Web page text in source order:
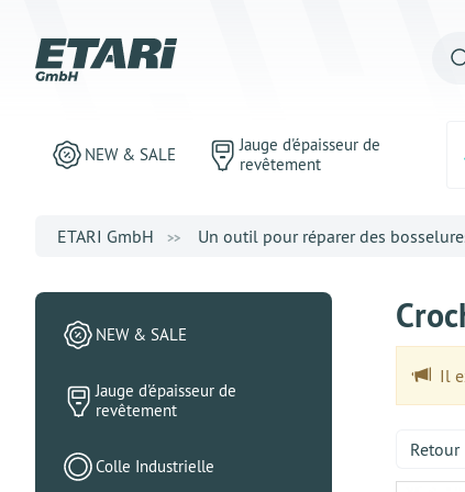
NEW & SALE
Jauge d'épaisseur de
revêtement
ETARI GmbH Un outil pour réparer des
Il
Retour
NEW & SALE
Jauge d'épaisseur de
revêtement
Colle Industrielle